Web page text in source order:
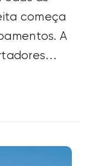
começa
A
para